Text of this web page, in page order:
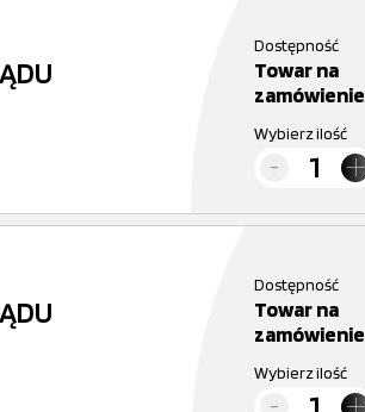
Dostępność
Towar na
zamówienie
Wybierz ilość
Dostępność
Towar na
zamówienie
Wybierz ilość